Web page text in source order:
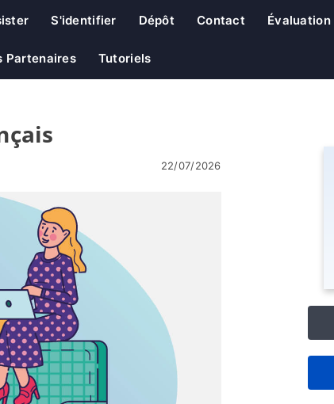
S'identifier Dépôt Contact Évaluation
Partenaires Tutoriels
22/07/2026